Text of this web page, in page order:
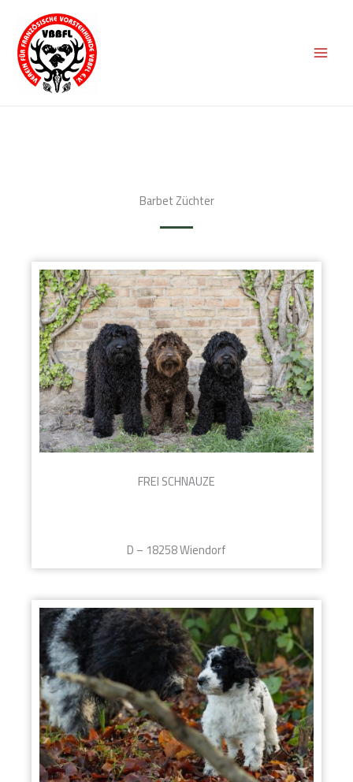
Inhalt
springen
Barbet Züchter
FREI SCHNAUZE
D – 18258 Wiendorf